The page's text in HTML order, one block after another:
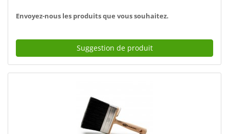
Envoyez-nous les produits que vous souhaitez.
Suggestion de produit